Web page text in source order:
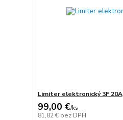
Limiter elektronický 3F 20A
99,00 €/ks
81,82 € bez DPH